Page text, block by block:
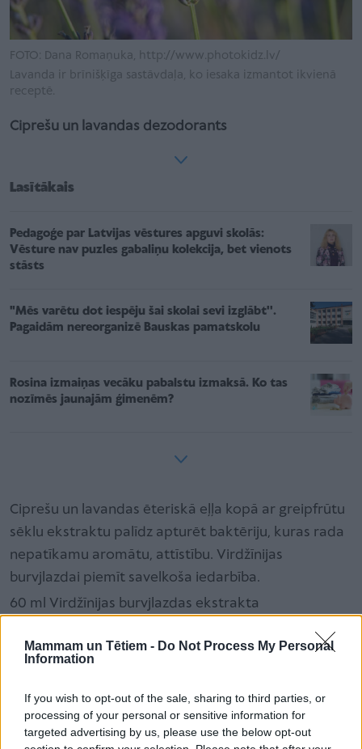
Mammam un Tētiem - Do Not Process My Personal
Information
If you wish to opt-out of the sale, sharing to third parties, or
processing of your personal or sensitive information for
targeted advertising by us, please use the below opt-out
FOTO: Dana Romaņuka, http://www.photokidz.lv/
Lavanda ir brīnišķīga sastāvdaļa, ko iesaka izmantot ikvienā
receptē.
Ciprešu un lavandas dezodorants
Lasītākais
Pedagoģe par Latvijas vēstures apguvi skolās:
Vēsture nav puzles gabaliņu kolekcija, bet vienots
stāsts
"Mēs varētu dot iespēju šai skolai sevi izglābt''.
Pagaidām nereorganizē Bauskas pamatskolu
Rosina izmaiņas vecāku pabalstu izmaksā. Ko tas
nozīmēs jaunajām ģimenēm?
Ciprešu un lavandas ēteriskā eļļa kopā ar greipfrūtu
sēklu ekstraktu palīdz apturēt baktēriju, kuras rada
nepatīkamu aromātu, attīstību. Virdžīnijas
burvjlazdai piemīt savelkoša iedarbība.
60 ml Virdžīnijas burvjlazdas ekstrakta
10 pilieni ciprešu ēteriskās eļļas
Sastāvdaļas ielej mazā pudelītē, kurai ir smidzinātājs.
Pirms lietošanas pudelīti sakrata. Iesmidzina